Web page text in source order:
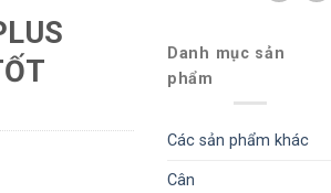
Danh mục sản
phẩm
Các sản phẩm khác
Cân